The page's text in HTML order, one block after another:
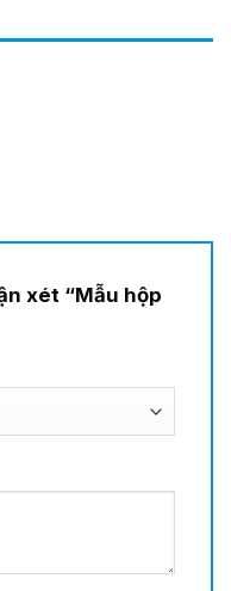
xét “Mẫu hộp